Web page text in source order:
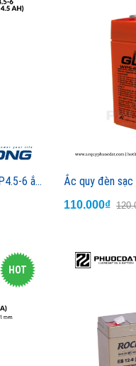
Ắc quy xe máy GS GTZ5S-E 12V 3.5AH
Ắc quy Long - Globe 6V 4.5AH WP4.5-6 ắc quy lưu điện, cửa cuốn, hệ thống camera, UPS Ắc quy đèn sạc
110.000₫
HOT